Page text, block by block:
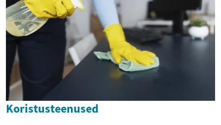
Koristusteenused